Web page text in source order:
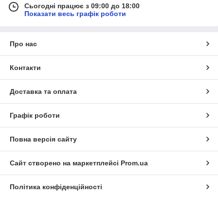
Дизельные
Пневмонические
Электрические.
Кроме асфальтных работ виброплиты будут незаменимы при
Сьогодні працює з 09:00 до 18:00
Показати весь графік роботи
Про нас
Контакти
Доставка та оплата
Графік роботи
Повна версія сайту
Сайт створено на маркетплейсі Prom.ua
Політика конфіденційності